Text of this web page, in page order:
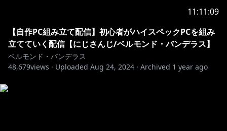
11:11:09
【自作PC組み立て配信】初心者がハイスペックPCを組み
立てていく配信【にじさんじ/ベルモンド・バンデラス】
ベルモンド・バンデラス
48,679views · Uploaded Aug 24, 2024 · Archived 1 year ago